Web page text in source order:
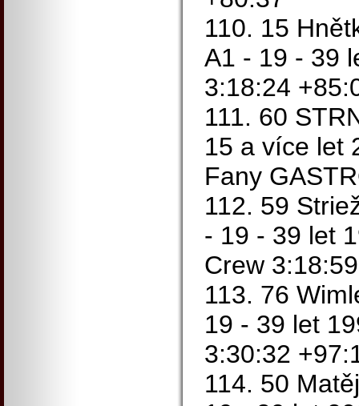
110. 15
A1 - 19 - 39
3:18:24
111. 60
15 a více let
Fany
112. 59
- 19 - 39 let
Crew
113. 76
19 - 39 let
3:30:32
114. 50